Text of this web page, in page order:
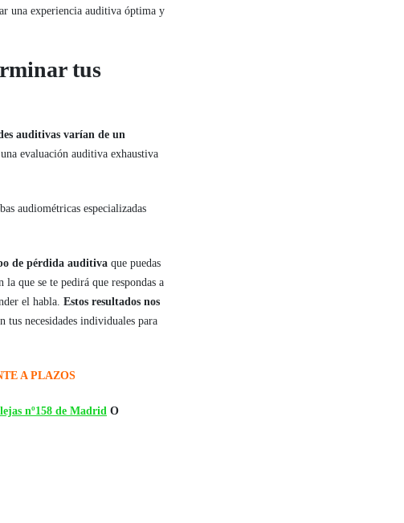
una experiencia auditiva óptima y
tus
auditivas varían de un
evaluación auditiva exhaustiva
audiométricas especializadas
de pérdida auditiva que puedas
la que se te pedirá que respondas a
el habla. Estos resultados nos
tus necesidades individuales para
A PLAZOS
nº158 de Madrid O